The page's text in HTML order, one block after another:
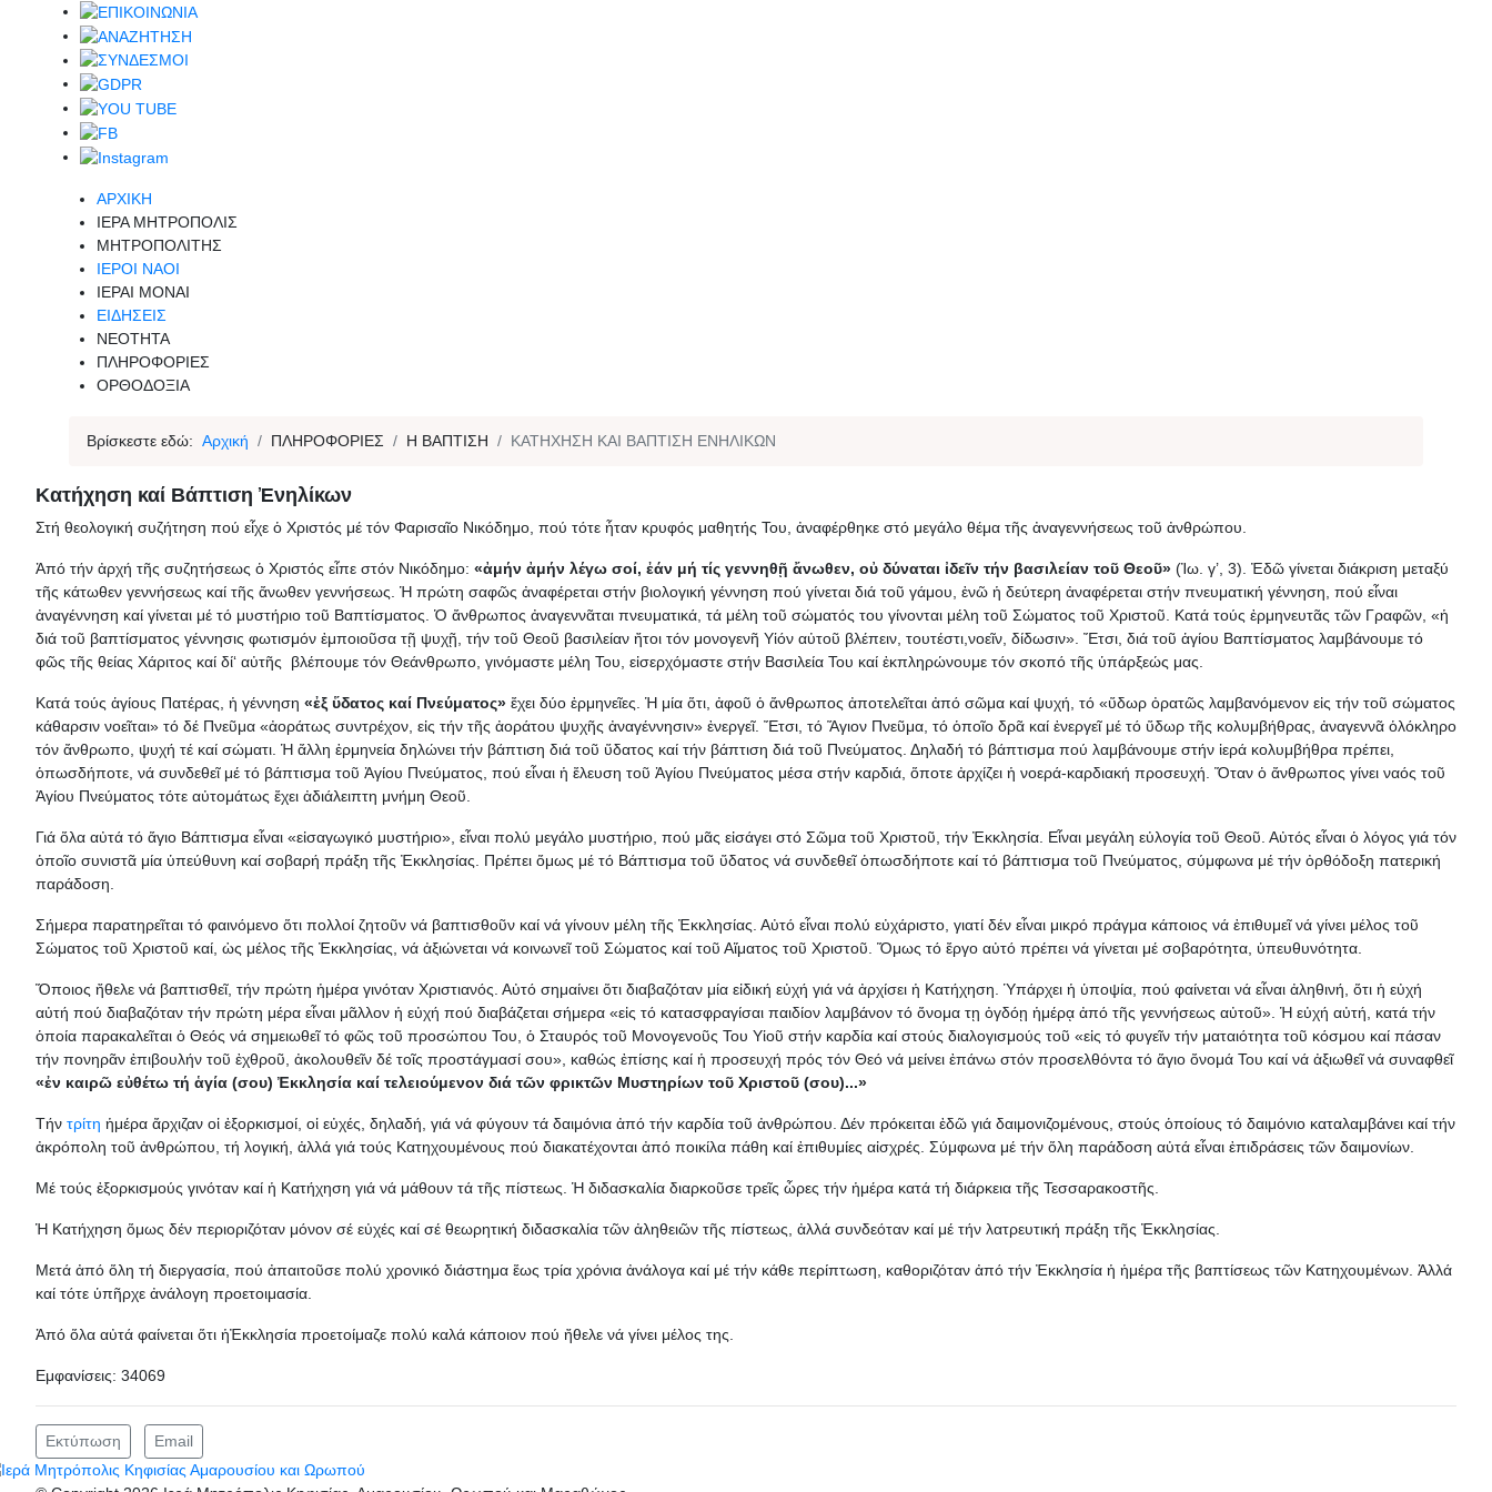
ΑΡΧΙΚΗ
ΙΕΡΑ ΜΗΤΡΟΠΟΛΙΣ
ΜΗΤΡΟΠΟΛΙΤΗΣ
ΙΕΡΟΙ ΝΑΟΙ
ΙΕΡΑΙ ΜΟΝΑΙ
ΕΙΔΗΣΕΙΣ
ΝΕΟΤΗΤΑ
ΠΛΗΡΟΦΟΡΙΕΣ
ΟΡΘΟΔΟΞΙΑ
Βρίσκεστε εδώ: Αρχική ΠΛΗΡΟΦΟΡΙΕΣ Η ΒΑΠΤΙΣΗ ΚΑΤΗΧΗΣΗ ΚΑΙ ΒΑΠΤΙΣΗ ΕΝΗΛΙΚΩΝ
Κατήχηση καί Βάπτιση Ἐνηλίκων
Στή θεολογική συζήτηση πού εἶχε ὁ Χριστός μέ τόν Φαρισαῖο Νικόδημο, πού τότε ἦταν κρυφός μαθητής Του, ἀναφέρθηκε στό μεγάλο θέμα τῆς ἀναγεννήσεως τοῦ ἀνθρώπου.
Ἀπό τήν ἀρχή τῆς συζητήσεως ὁ Χριστός εἶπε στόν Νικόδημο: «ἀμήν ἀμήν λέγω σοί, ἐάν μή τίς γεννηθῇ ἄνωθεν, οὐ δύναται ἰδεῖν τήν βασιλείαν τοῦ Θεοῦ» (Ἰω. γ’, 3). Ἐδῶ γίνεται διάκριση μεταξύ
τῆς κάτωθεν γεννήσεως καί τῆς ἄνωθεν γεννήσεως. Ἡ πρώτη σαφῶς ἀναφέρεται στήν βιολογική γέννηση πού γίνεται διά τοῦ γάμου, ἐνῶ ἡ δεύτερη ἀναφέρεται στήν πνευματική γέννηση, πού εἶναι
ἀναγέννηση καί γίνεται μέ τό μυστήριο τοῦ Βαπτίσματος. Ὁ ἄνθρωπος ἀναγεννᾶται πνευματικά, τά μέλη τοῦ σώματός του γίνονται μέλη τοῦ Σώματος τοῦ Χριστοῦ. Κατά τούς ἐρμηνευτᾶς τῶν Γραφῶν, «ἡ
διά τοῦ βαπτίσματος γέννησις φωτισμόν ἐμποιοῦσα τῇ ψυχῇ, τήν τοῦ Θεοῦ βασιλείαν ἤτοι τόν μονογενῆ Υἱόν αὐτοῦ βλέπειν, τουτέστι,νοεῖν, δίδωσιν». Ἔτσι, διά τοῦ ἁγίου Βαπτίσματος λαμβάνουμε τό
φῶς τῆς θείας Χάριτος καί δί‘ αὐτῆς βλέπουμε τόν Θεάνθρωπο, γινόμαστε μέλη Του, εἰσερχόμαστε στήν Βασιλεία Του καί ἐκπληρώνουμε τόν σκοπό τῆς ὑπάρξεώς μας.
Κατά τούς ἁγίους Πατέρας, ἡ γέννηση «ἐξ ὕδατος καί Πνεύματος» ἔχει δύο ἑρμηνεῖες. Ἡ μία ὅτι, ἀφοῦ ὁ ἄνθρωπος ἀποτελεῖται ἀπό σῶμα καί ψυχή, τό «ὕδωρ ὀρατῶς λαμβανόμενον εἰς τήν τοῦ σώματος
κάθαρσιν νοεῖται» τό δέ Πνεῦμα «ἀοράτως συντρέχον, εἰς τήν τῆς ἀοράτου ψυχῆς ἀναγέννησιν» ἐνεργεῖ. Ἔτσι, τό Ἅγιον Πνεῦμα, τό ὁποῖο δρᾶ καί ἐνεργεῖ μέ τό ὕδωρ τῆς κολυμβήθρας, ἀναγεννᾶ ὁλόκληρο
τόν ἄνθρωπο, ψυχή τέ καί σώματι. Ἡ ἄλλη ἑρμηνεία δηλώνει τήν βάπτιση διά τοῦ ὕδατος καί τήν βάπτιση διά τοῦ Πνεύματος. Δηλαδή τό βάπτισμα πού λαμβάνουμε στήν ἱερά κολυμβήθρα πρέπει,
ὁπωσδήποτε, νά συνδεθεῖ μέ τό βάπτισμα τοῦ Ἁγίου Πνεύματος, πού εἶναι ἡ ἔλευση τοῦ Ἁγίου Πνεύματος μέσα στήν καρδιά, ὅποτε ἀρχίζει ἡ νοερά-καρδιακή προσευχή. Ὅταν ὁ ἄνθρωπος γίνει ναός τοῦ
Ἁγίου Πνεύματος τότε αὐτομάτως ἔχει ἀδιάλειπτη μνήμη Θεοῦ.
Γιά ὅλα αὐτά τό ἅγιο Βάπτισμα εἶναι «εἰσαγωγικό μυστήριο», εἶναι πολύ μεγάλο μυστήριο, πού μᾶς εἰσάγει στό Σῶμα τοῦ Χριστοῦ, τήν Ἐκκλησία. Εἶναι μεγάλη εὐλογία τοῦ Θεοῦ. Αὐτός εἶναι ὁ λόγος γιά τόν
ὁποῖο συνιστᾶ μία ὑπεύθυνη καί σοβαρή πράξη τῆς Ἐκκλησίας. Πρέπει ὅμως μέ τό Βάπτισμα τοῦ ὕδατος νά συνδεθεῖ ὁπωσδήποτε καί τό βάπτισμα τοῦ Πνεύματος, σύμφωνα μέ τήν ὀρθόδοξη πατερική
παράδοση.
Σήμερα παρατηρεῖται τό φαινόμενο ὅτι πολλοί ζητοῦν νά βαπτισθοῦν καί νά γίνουν μέλη τῆς Ἐκκλησίας. Αὐτό εἶναι πολύ εὐχάριστο, γιατί δέν εἶναι μικρό πράγμα κάποιος νά ἐπιθυμεῖ νά γίνει μέλος τοῦ
Σώματος τοῦ Χριστοῦ καί, ὡς μέλος τῆς Ἐκκλησίας, νά ἀξιώνεται νά κοινωνεῖ τοῦ Σώματος καί τοῦ Αἵματος τοῦ Χριστοῦ. Ὅμως τό ἔργο αὐτό πρέπει νά γίνεται μέ σοβαρότητα, ὑπευθυνότητα.
Ὅποιος ἤθελε νά βαπτισθεῖ, τήν πρώτη ἡμέρα γινόταν Χριστιανός. Αὐτό σημαίνει ὅτι διαβαζόταν μία εἰδική εὐχή γιά νά ἀρχίσει ἡ Κατήχηση. Ὑπάρχει ἡ ὑποψία, πού φαίνεται νά εἶναι ἀληθινή, ὅτι ἡ εὐχή
αὐτή πού διαβαζόταν τήν πρώτη μέρα εἶναι μᾶλλον ἡ εὐχή πού διαβάζεται σήμερα «εἰς τό κατασφραγίσαι παιδίον λαμβάνον τό ὄνομα τῃ ὀγδόῃ ἡμέρᾳ ἀπό τῆς γεννήσεως αὐτοῦ». Ἡ εὐχή αὐτή, κατά τήν
ὁποία παρακαλεῖται ὁ Θεός νά σημειωθεῖ τό φῶς τοῦ προσώπου Του, ὁ Σταυρός τοῦ Μονογενοῦς Του Υἱοῦ στήν καρδία καί στούς διαλογισμούς τοῦ «εἰς τό φυγεῖν τήν ματαιότητα τοῦ κόσμου καί πάσαν
τήν πονηρᾶν ἐπιβουλήν τοῦ ἐχθροῦ, ἀκολουθεῖν δέ τοῖς προστάγμασί σου», καθώς ἐπίσης καί ἡ προσευχή πρός τόν Θεό νά μείνει ἐπάνω στόν προσελθόντα τό ἅγιο ὄνομά Του καί νά ἀξιωθεῖ νά συναφθεῖ
«ἐν καιρῶ εὐθέτω τή ἁγία (σου) Ἐκκλησία καί τελειούμενον διά τῶν φρικτῶν Μυστηρίων τοῦ Χριστοῦ (σου)...»
Τήν τρίτη ἡμέρα ἄρχιζαν οἱ ἐξορκισμοί, οἱ εὐχές, δηλαδή, γιά νά φύγουν τά δαιμόνια ἀπό τήν καρδία τοῦ ἀνθρώπου. Δέν πρόκειται ἐδῶ γιά δαιμονιζομένους, στούς ὁποίους τό δαιμόνιο καταλαμβάνει καί τήν
ἀκρόπολη τοῦ ἀνθρώπου, τή λογική, ἀλλά γιά τούς Κατηχουμένους πού διακατέχονται ἀπό ποικίλα πάθη καί ἐπιθυμίες αἰσχρές. Σύμφωνα μέ τήν ὅλη παράδοση αὐτά εἶναι ἐπιδράσεις τῶν δαιμονίων.
Μέ τούς ἐξορκισμούς γινόταν καί ἡ Κατήχηση γιά νά μάθουν τά τῆς πίστεως. Ἡ διδασκαλία διαρκοῦσε τρεῖς ὧρες τήν ἡμέρα κατά τή διάρκεια τῆς Τεσσαρακοστῆς.
Ἡ Κατήχηση ὅμως δέν περιοριζόταν μόνον σέ εὐχές καί σέ θεωρητική διδασκαλία τῶν ἀληθειῶν τῆς πίστεως, ἀλλά συνδεόταν καί μέ τήν λατρευτική πράξη τῆς Ἐκκλησίας.
Μετά ἀπό ὅλη τή διεργασία, πού ἀπαιτοῦσε πολύ χρονικό διάστημα ἕως τρία χρόνια ἀνάλογα καί μέ τήν κάθε περίπτωση, καθοριζόταν ἀπό τήν Ἐκκλησία ἡ ἡμέρα τῆς βαπτίσεως τῶν Κατηχουμένων. Ἀλλά
καί τότε ὑπῆρχε ἀνάλογη προετοιμασία.
Ἀπό ὅλα αὐτά φαίνεται ὅτι ἡἘκκλησία προετοίμαζε πολύ καλά κάποιον πού ἤθελε νά γίνει μέλος της.
Εμφανίσεις: 34069
Εκτύπωση Email